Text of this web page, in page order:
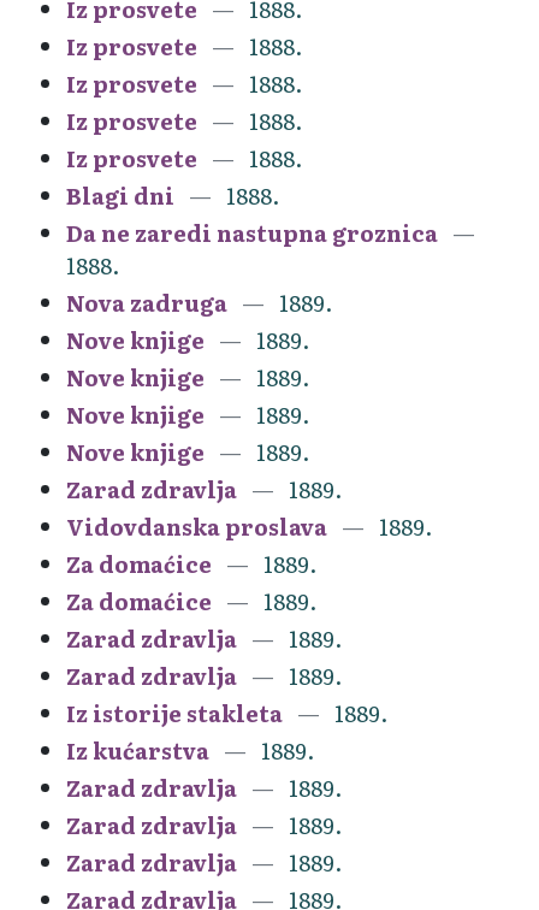
Iz prosvete
1888.
Iz prosvete
1888.
Iz prosvete
1888.
Iz prosvete
1888.
Iz prosvete
1888.
Blagi dni
1888.
Da ne zaredi nastupna groznica
1888.
Nova zadruga
1889.
Nove knjige
1889.
Nove knjige
1889.
Nove knjige
1889.
Nove knjige
1889.
Zarad zdravlja
1889.
Vidovdanska proslava
1889.
Za domaćice
1889.
Za domaćice
1889.
Zarad zdravlja
1889.
Zarad zdravlja
1889.
Iz istorije stakleta
1889.
Iz kućarstva
1889.
Zarad zdravlja
1889.
Zarad zdravlja
1889.
Zarad zdravlja
1889.
Zarad zdravlja
1889.